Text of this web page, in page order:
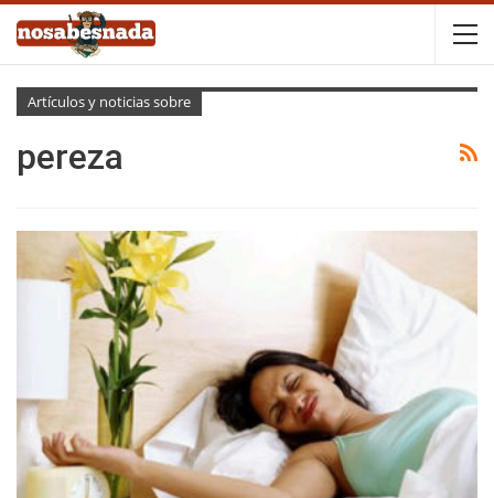
Artículos y noticias sobre
pereza